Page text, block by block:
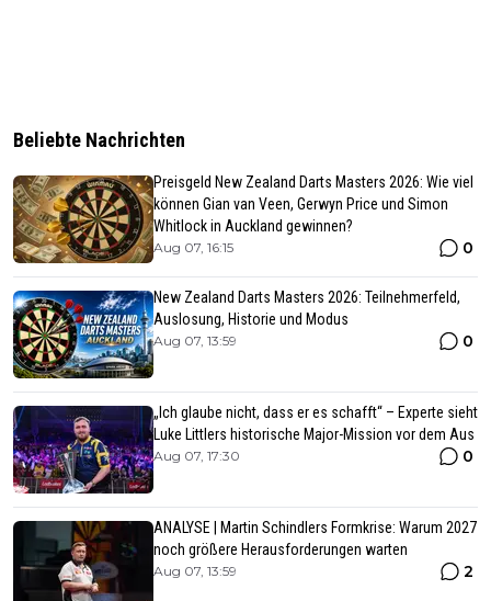
Beliebte Nachrichten
Preisgeld New Zealand Darts Masters 2026: Wie viel
können Gian van Veen, Gerwyn Price und Simon
Whitlock in Auckland gewinnen?
Aug 07, 16:15 0
New Zealand Darts Masters 2026: Teilnehmerfeld,
Auslosung, Historie und Modus
Aug 07, 13:59 0
„Ich glaube nicht, dass er es schafft“ – Experte sieht
Luke Littlers historische Major-Mission vor dem Aus
Aug 07, 17:30 0
ANALYSE | Martin Schindlers Formkrise: Warum 2027
noch größere Herausforderungen warten
Aug 07, 13:59 2